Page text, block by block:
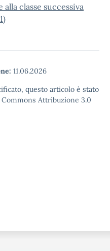
classe successiva
11.06.2026
questo articolo è stato
Attribuzione 3.0